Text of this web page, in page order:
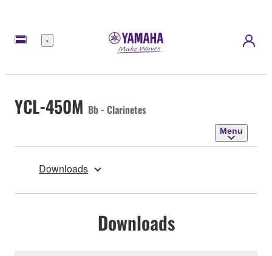
Menu
YCL-450M Bb - Clarinetes
Menu
Downloads
Downloads